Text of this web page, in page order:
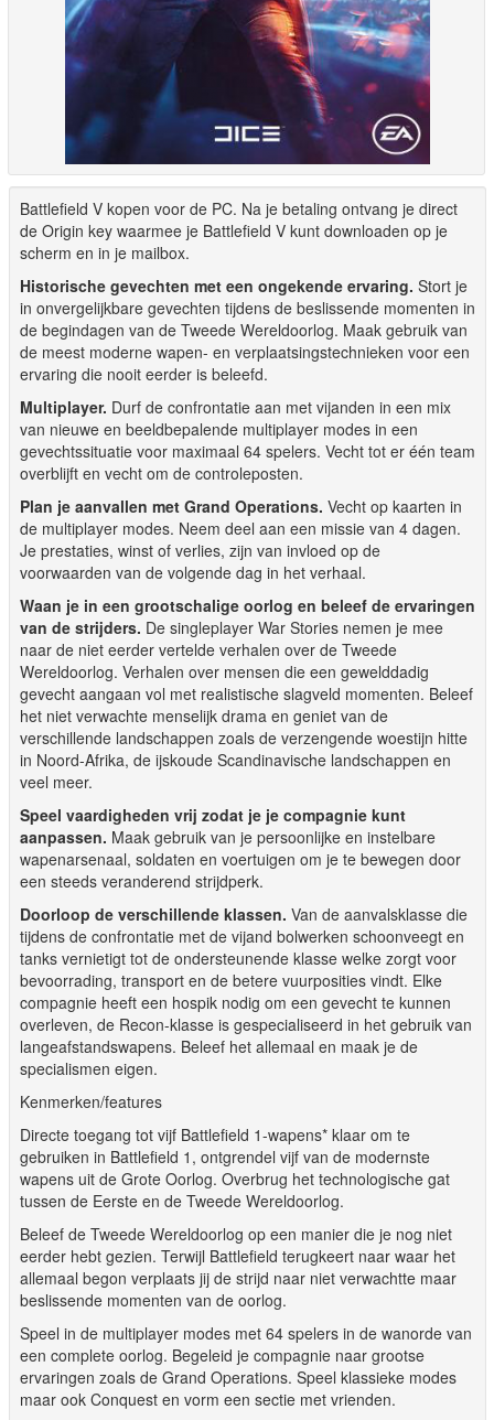
Battlefield V kopen voor de PC. Na je betaling ontvang je direct
de Origin key waarmee je Battlefield V kunt downloaden op je
scherm en in je mailbox.
Historische gevechten met een ongekende ervaring. Stort je
in onvergelijkbare gevechten tijdens de beslissende momenten in
de begindagen van de Tweede Wereldoorlog. Maak gebruik van
de meest moderne wapen- en verplaatsingstechnieken voor een
ervaring die nooit eerder is beleefd.
Multiplayer. Durf de confrontatie aan met vijanden in een mix
van nieuwe en beeldbepalende multiplayer modes in een
gevechtssituatie voor maximaal 64 spelers. Vecht tot er één team
overblijft en vecht om de controleposten.
Plan je aanvallen met Grand Operations. Vecht op kaarten in
de multiplayer modes. Neem deel aan een missie van 4 dagen.
Je prestaties, winst of verlies, zijn van invloed op de
voorwaarden van de volgende dag in het verhaal.
Waan je in een grootschalige oorlog en beleef de ervaringen
van de strijders. De singleplayer War Stories nemen je mee
naar de niet eerder vertelde verhalen over de Tweede
Wereldoorlog. Verhalen over mensen die een gewelddadig
gevecht aangaan vol met realistische slagveld momenten. Beleef
het niet verwachte menselijk drama en geniet van de
verschillende landschappen zoals de verzengende woestijn hitte
in Noord-Afrika, de ijskoude Scandinavische landschappen en
veel meer.
Speel vaardigheden vrij zodat je je compagnie kunt
aanpassen. Maak gebruik van je persoonlijke en instelbare
wapenarsenaal, soldaten en voertuigen om je te bewegen door
een steeds veranderend strijdperk.
Doorloop de verschillende klassen. Van de aanvalsklasse die
tijdens de confrontatie met de vijand bolwerken schoonveegt en
tanks vernietigt tot de ondersteunende klasse welke zorgt voor
bevoorrading, transport en de betere vuurposities vindt. Elke
compagnie heeft een hospik nodig om een gevecht te kunnen
overleven, de Recon-klasse is gespecialiseerd in het gebruik van
langeafstandswapens. Beleef het allemaal en maak je de
specialismen eigen.
Kenmerken/features
Directe toegang tot vijf Battlefield 1-wapens* klaar om te
gebruiken in Battlefield 1, ontgrendel vijf van de modernste
wapens uit de Grote Oorlog. Overbrug het technologische gat
tussen de Eerste en de Tweede Wereldoorlog.
Beleef de Tweede Wereldoorlog op een manier die je nog niet
eerder hebt gezien. Terwijl Battlefield terugkeert naar waar het
allemaal begon verplaats jij de strijd naar niet verwachtte maar
beslissende momenten van de oorlog.
Speel in de multiplayer modes met 64 spelers in de wanorde van
een complete oorlog. Begeleid je compagnie naar grootse
ervaringen zoals de Grand Operations. Speel klassieke modes
maar ook Conquest en vorm een sectie met vrienden.